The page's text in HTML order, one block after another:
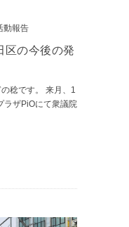
動報告
区の今後の発
稔です。 来月、1
ラザPiOにて衆議院